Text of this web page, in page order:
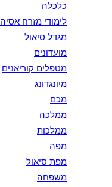
כלכלה
לימודי מזרח אסיה
מגדל סיאול
מועדונים
מטפלים קוריאנים
מיונגדונג
מכם
ממלכה
ממלכות
מפה
מפת סיאול
משפחה